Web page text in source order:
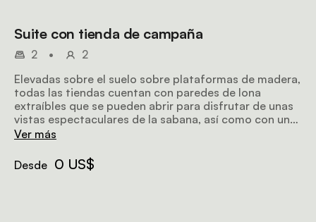
Suite con tienda de campaña
2 •
2
Elevadas sobre el suelo sobre plataformas de madera,
todas las tiendas cuentan con paredes de lona
extraíbles que se pueden abrir para disfrutar de unas
vistas espectaculares de la sabana, así como con una
amplia terraza privada y una sala con un diván
personas y cuenta con un cuarto de baño privado con
ducha de efecto lluvia tanto interior como exterior.
Ver más
Desde 0 US$